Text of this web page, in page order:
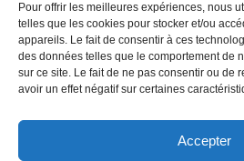
Pour offrir les meilleures expériences, nous
telles que les cookies pour stocker et/ou
appareils. Le fait de consentir à ces
des données telles que le comportement de
sur ce site. Le fait de ne pas consentir ou de
avoir un effet négatif sur certaines
Accepter